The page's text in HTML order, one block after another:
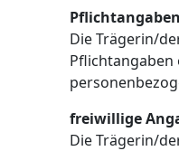
Pflichtangaben
Die Trägerin/
Pflichtangaben enthalten sind, die Datenschutzerklärung des LAGuS über die Verarbeitung dieser
freiwillige
Die Trägerin/